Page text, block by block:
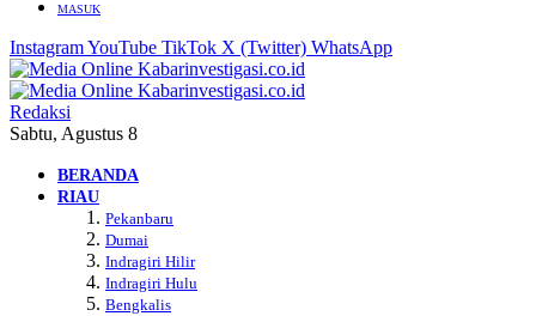
MASUK
InstagramYouTube TikTok X (Twitter) WhatsApp
Redaksi
Sabtu, Agustus 8
BERANDA
RIAU
Pekanbaru
Dumai
Indragiri Hilir
Indragiri Hulu
Bengkalis